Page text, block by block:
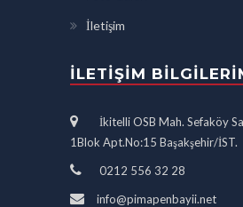
İletişim
İLETIŞIM
İkitelli OSB Mah. Sefaköy
1Blok Apt.No:15 Başakşehir/İST.
0212 556 32 28
info@pimapenbayii.net